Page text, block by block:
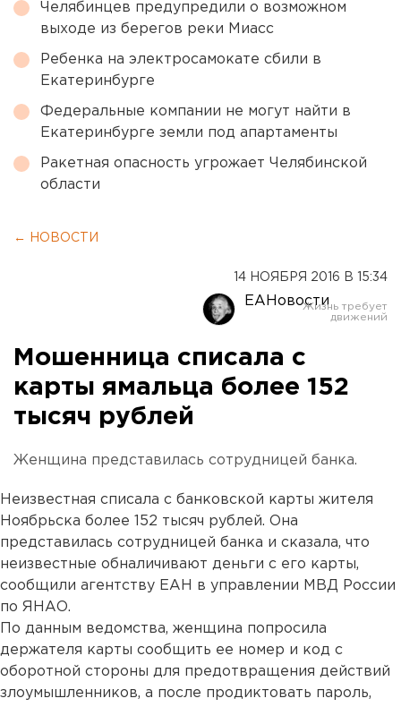
Челябинцев предупредили о возможном
выходе из берегов реки Миасс
Ребенка на электросамокате сбили в
Екатеринбурге
Федеральные компании не могут найти в
Екатеринбурге земли под апартаменты
Ракетная опасность угрожает Челябинской
области
← НОВОСТИ
14 НОЯБРЯ 2016 В 15:34
ЕАНовости
Мошенница списала с
карты ямальца более 152
тысяч рублей
Женщина представилась сотрудницей банка.
Неизвестная списала с банковской карты жителя
Ноябрьска более 152 тысяч рублей. Она
представилась сотрудницей банка и сказала, что
неизвестные обналичивают деньги с его карты,
сообщили агентству ЕАН в управлении МВД России
по ЯНАО.
По данным ведомства, женщина попросила
держателя карты сообщить ее номер и код с
оборотной стороны для предотвращения действий
злоумышленников, а после продиктовать пароль,